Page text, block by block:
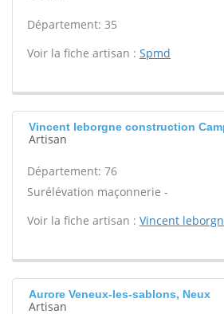
Département: 35
Voir la fiche artisan : Spmd
Vincent leborgne construction
Artisan
Département: 76
Surélévation maçonnerie -
Voir la fiche artisan : Vincent
Aurore Veneux-les-sablons, Neux
Artisan